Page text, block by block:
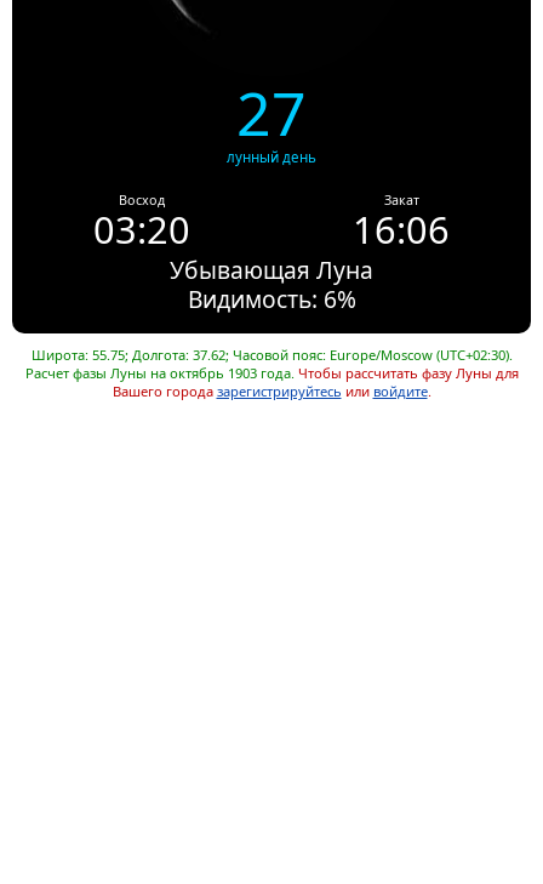
27
лунный день
Восход
03:20
Закат
16:06
Убывающая Луна
Видимость: 6%
Широта: 55.75; Долгота: 37.62; Часовой пояс: Europe/Moscow (UTC+02:30).
Расчет фазы Луны на октябрь 1903 года. Чтобы рассчитать фазу Луны для
Вашего города зарегистрируйтесь или войдите.